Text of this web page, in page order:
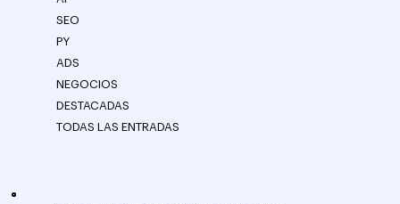
SEO
PY
ADS
NEGOCIOS
DESTACADAS
TODAS LAS ENTRADAS